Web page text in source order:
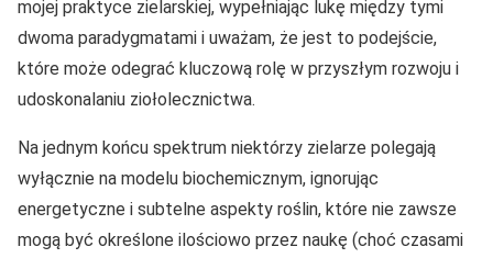
mojej praktyce zielarskiej, wypełniając lukę między tymi
dwoma paradygmatami i uważam, że jest to podejście,
które może odegrać kluczową rolę w przyszłym rozwoju i
udoskonalaniu ziołolecznictwa.
Na jednym końcu spektrum niektórzy zielarze polegają
wyłącznie na modelu biochemicznym, ignorując
energetyczne i subtelne aspekty roślin, które nie zawsze
mogą być określone ilościowo przez naukę (choć czasami